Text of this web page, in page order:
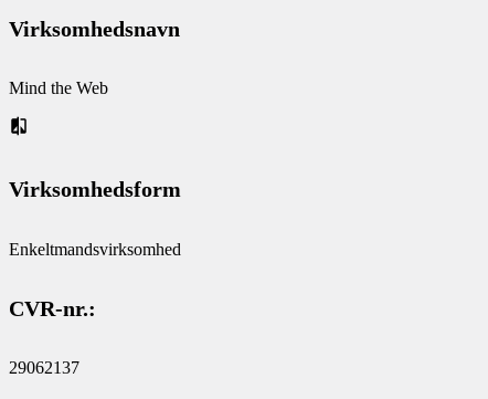
Virksomhedsnavn
Mind the Web
Virksomhedsform
Enkeltmandsvirksomhed
CVR-nr.:
29062137